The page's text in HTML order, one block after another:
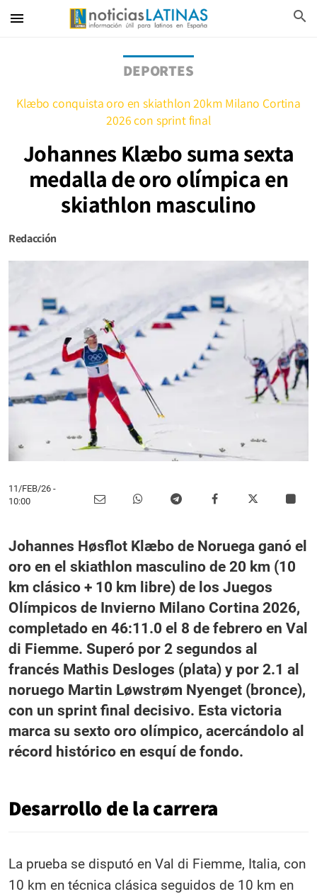
menu search
DEPORTES
Klæbo conquista oro en skiathlon 20km Milano Cortina
2026 con sprint final
Johannes Klæbo suma sexta
medalla de oro olímpica en
skiathlon masculino
Redacción
11/FEB/26 -
10:00
Johannes Høsflot Klæbo de Noruega ganó el
oro en el skiathlon masculino de 20 km (10
km clásico + 10 km libre) de los Juegos
Olímpicos de Invierno Milano Cortina 2026,
completado en 46:11.0 el 8 de febrero en Val
di Fiemme. Superó por 2 segundos al
francés Mathis Desloges (plata) y por 2.1 al
noruego Martin Løwstrøm Nyenget (bronce),
con un sprint final decisivo. Esta victoria
marca su sexto oro olímpico, acercándolo al
récord histórico en esquí de fondo.
Desarrollo de la carrera
La prueba se disputó en Val di Fiemme, Italia, con
10 km en técnica clásica seguidos de 10 km en